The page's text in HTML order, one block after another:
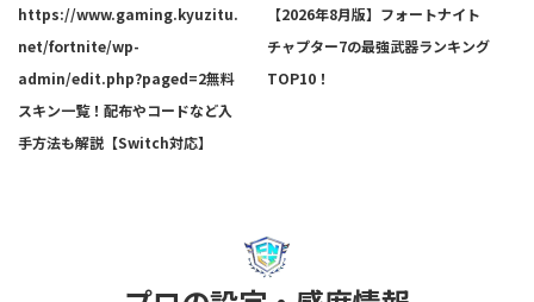
https://www.gaming.kyuzitu.
net/fortnite/wp-
admin/edit.php?paged=2無料
スキン一覧！配布やコードなど入
手方法も解説【Switch対応】
【2026年8月版】フォートナイト
チャプター7の最強武器ランキング
TOP10！